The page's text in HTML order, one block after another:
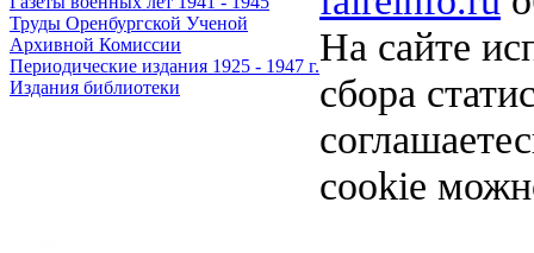
Труды Оренбургской Ученой
Архивной Комиссии
Периодические издания 1925 - 1947 г.
Издания библиотеки
На сайте
сбора
cookie